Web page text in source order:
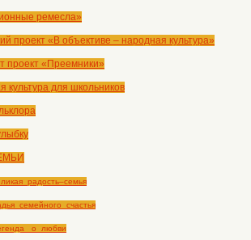
ремесла»
проект «В объективе – народная культура»
проект «Преемники»
культура для школьников
_о_любви